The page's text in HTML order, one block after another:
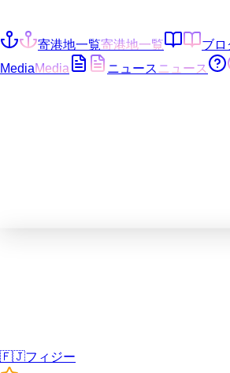
寄港地一覧寄港地一覧 ブロ
MediaMedia ニュースニュース
🇫🇯フィジー